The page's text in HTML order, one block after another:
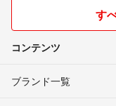
す
コンテンツ
ブランド一覧